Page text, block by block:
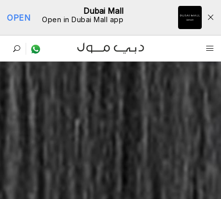
Dubai Mall
Open in Dubai Mall app
OPEN